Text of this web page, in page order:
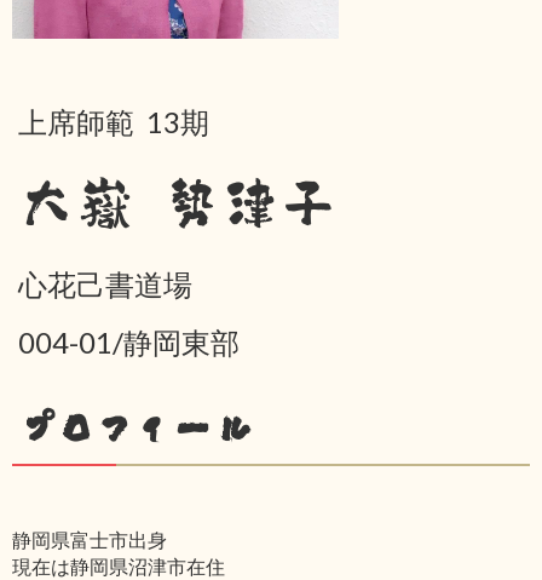
上席師範 13期
大嶽 勢津子
心花己書道場
004-01/静岡東部
プロフィール
静岡県富士市出身
現在は静岡県沼津市在住